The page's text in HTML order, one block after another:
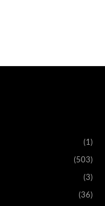
(1)
(503)
(3)
(36)